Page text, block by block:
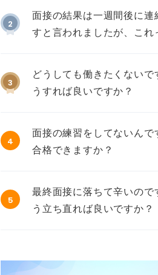
2
面接の結果は一週間後に連
すと言われましたが、これ
3
どうしても働きたくないで
うすれば良いですか？
4
面接の練習をしてないんで
合格できますか？
5
最終面接に落ちて辛いので
う立ち直れば良いですか？